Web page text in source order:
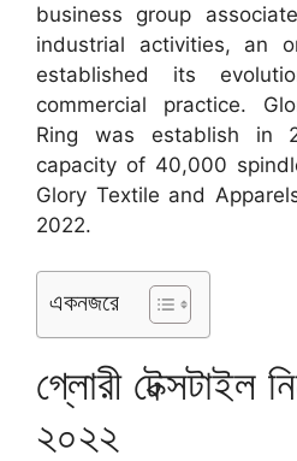
business group
industrial activities, an
established its
commercial practice.
Ring was establish in
capacity of 40,000
Glory Textile and
2022.
একনজরে
গ্লোরী টেক্সটাইল
২০২২